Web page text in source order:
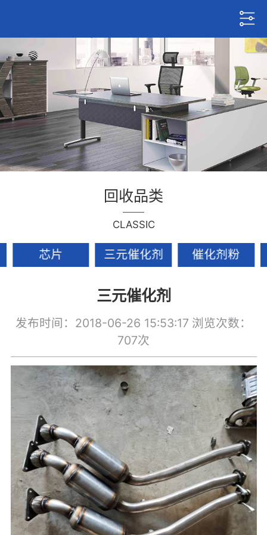
回收品类
CLASSIC
芯片 三元催化剂 催化剂粉
三元催化剂
发布时间：2018-06-26 15:53:17 浏览次数：
707次